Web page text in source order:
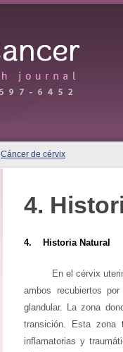
Cáncer de cérvix
4.
4. Historia Natural
En el cérvix
ambos recubiertos
glandular. La zona
transición. Esta zona
inflamatorias y